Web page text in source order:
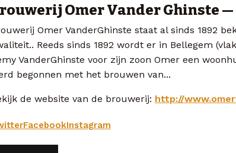
Omer Vander Ghinste
Omer VanderGhinste staat al sinds 1892
Reeds sinds 1892 wordt er in Bellegem
VanderGhinste voor zijn zoon Omer een
begonnen met het brouwen van...
de website van de brouwerij: http://
FacebookInstagram